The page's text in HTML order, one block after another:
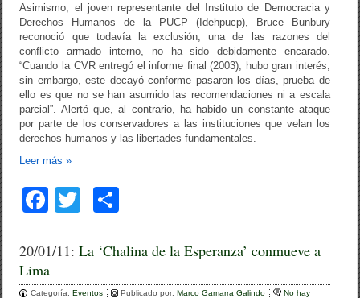
Asimismo, el joven representante del Instituto de Democracia y
Derechos Humanos de la PUCP (Idehpucp), Bruce Bunbury
reconoció que todavía la exclusión, una de las razones del
conflicto armado interno, no ha sido debidamente encarado.
“Cuando la CVR entregó el informe final (2003), hubo gran interés,
sin embargo, este decayó conforme pasaron los días, prueba de
ello es que no se han asumido las recomendaciones ni a escala
parcial”. Alertó que, al contrario, ha habido un constante ataque
por parte de los conservadores a las instituciones que velan los
derechos humanos y las libertades fundamentales.
Leer más»
F
c
e
tt
er
m
p
20/01/11:La ‘Chalina de la Esperanza’ conmueve a
Lima
Categoría:Eventos Publicado por:Marco Gamarra Galindo No hay